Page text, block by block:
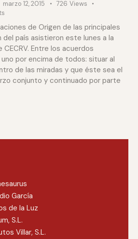
marzo 12, 2015 726 Views
de Origen de las principales
país asistieron este lunes a la
CECRV. Entre los acuerdos
por encima de todos: situar al
de las miradas y que éste sea el
conjunto y continuado por parte
García
de la Luz
S.L.
Villar, S.L.